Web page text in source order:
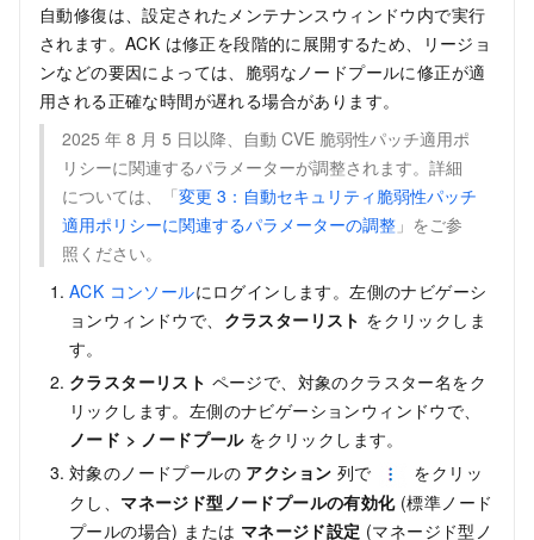
自動修復は、設定されたメンテナンスウィンドウ内で実行
されます。ACK は修正を段階的に展開するため、リージョ
ンなどの要因によっては、脆弱なノードプールに修正が適
用される正確な時間が遅れる場合があります。
2025 年 8 月 5 日以降、自動 CVE 脆弱性パッチ適用ポ
リシーに関連するパラメーターが調整されます。詳細
については、「変更 3：自動セキュリティ脆弱性パッチ
適用ポリシーに関連するパラメーターの調整 」をご参
照ください。
ACK コンソールにログインします。左側のナビゲーシ
ョンウィンドウで、 クラスターリスト をクリックしま
す。
クラスターリスト ページで、対象のクラスター名をク
リックします。左側のナビゲーションウィンドウで、
ノード > ノードプールをクリックします。
対象のノードプールの アクション 列で
をクリッ
クし、 マネージド型ノードプールの有効化(標準ノード
プールの場合) または マネージド設定 (マネージド型ノ